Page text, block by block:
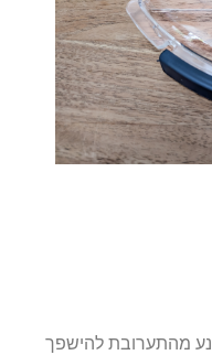
מהתערובת להישפך